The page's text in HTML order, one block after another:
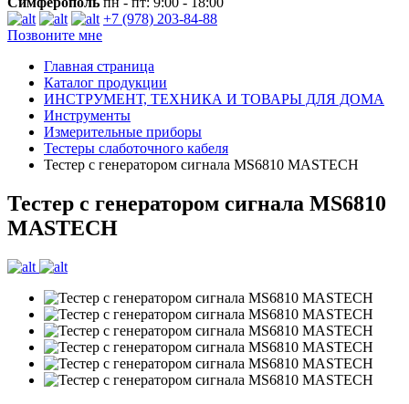
+7 (978) 203-84-88
Позвоните мне
Главная страница
Каталог продукции
ИНСТРУМЕНТ, ТЕХНИКА И ТОВАРЫ ДЛЯ ДОМА
Инструменты
Измерительные приборы
Тестеры слаботочного кабеля
Тестер с генератором сигнала MS6810 MASTECH
Тестер с генератором сигнала MS6810
MASTECH